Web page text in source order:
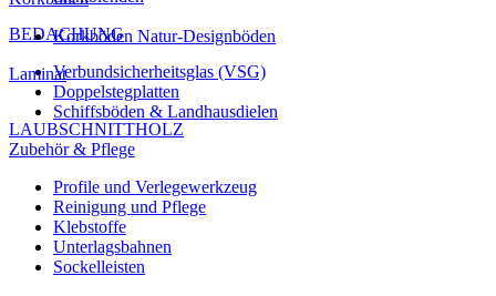
BEDACHUNG
Verbundsicherheitsglas (VSG)
Doppelstegplatten
LAUBSCHNITTHOLZ
Korkböden Natur-Designböden
Laminat
Schiffsböden & Landhausdielen
Zubehör & Pflege
Profile und Verlegewerkzeug
Reinigung und Pflege
Klebstoffe
Unterlagsbahnen
Sockelleisten